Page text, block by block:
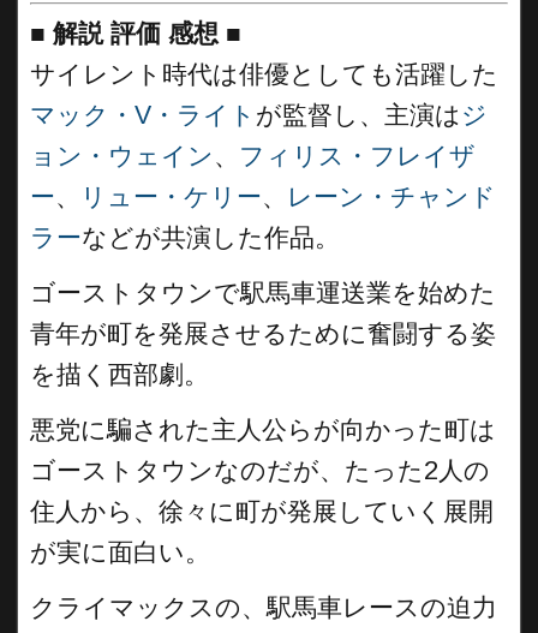
■ 解説 評価 感想 ■
サイレント時代は俳優としても活躍した
マック・V・ライト が監督し、主演はジ
ョン・ウェイン 、 フィリス・フレイザ
ー、 リュー・ケリー、
レーン・チャンド
ラーなどが共演した作品。
ゴーストタウンで駅馬車運送業を始めた
青年が町を発展させるために奮闘する姿
を描く西部劇。
悪党に騙された主人公らが向かった町は
ゴーストタウンなのだが、たった2人の
住人から、徐々に町が発展していく展開
が実に面白い。
クライマックスの、駅馬車レースの迫力